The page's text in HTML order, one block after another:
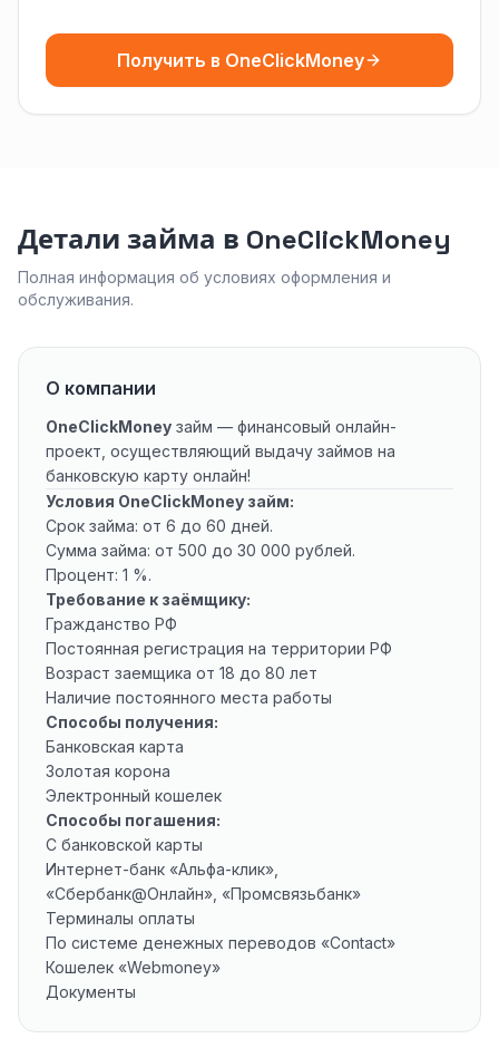
Получить в OneClickMoney
Детали займа в OneClickMoney
Полная информация об условиях оформления и
обслуживания.
О компании
OneClickMoney займ — финансовый онлайн-
проект, осуществляющий выдачу займов на
банковскую карту онлайн!
Условия OneClickMoney займ:
Срок займа: от 6 до 60 дней.
Сумма займа: от 500 до 30 000 рублей.
Процент: 1 %.
Требование к заёмщику:
Гражданство РФ
Постоянная регистрация на территории РФ
Возраст заемщика от 18 до 80 лет
Наличие постоянного места работы
Способы получения:
Банковская карта
Золотая корона
Электронный кошелек
Способы погашения:
С банковской карты
Интернет-банк «Альфа-клик»,
«Сбербанк@Онлайн», «Промсвязьбанк»
Терминалы оплаты
По системе денежных переводов «Contact»
Кошелек «Webmoney»
Документы